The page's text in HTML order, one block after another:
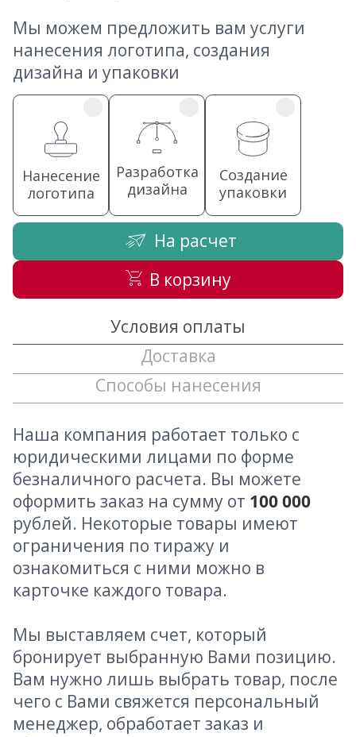
Мы можем предложить вам услуги
нанесения логотипа, создания
дизайна и упаковки
Нанесение
логотипа
Разработка
дизайна
Создание
упаковки
На расчет
В корзину
Условия оплаты
Доставка
Способы нанесения
Наша компания работает только с
юридическими лицами по форме
безналичного расчета. Вы можете
оформить заказ на сумму от 100 000
рублей. Некоторые товары имеют
ограничения по тиражу и
ознакомиться с ними можно в
карточке каждого товара.
Мы выставляем счет, который
бронирует выбранную Вами позицию.
Вам нужно лишь выбрать товар, после
чего с Вами свяжется персональный
менеджер, обработает заказ и